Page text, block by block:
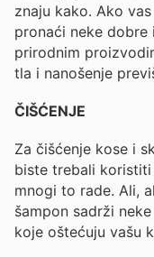
znaju kako. Ako
pronaći neke dobre
prirodnim
tla i nanošenje
ČIŠĆENJE
Za čišćenje kose i
biste trebali
mnogi to rade. Ali,
šampon sadrži
koje oštećuju vašu